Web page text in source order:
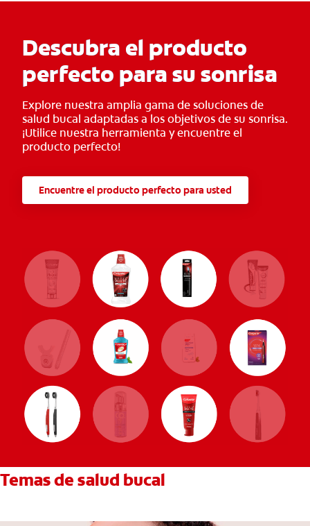
Descubra el producto
perfecto para su sonrisa
Explore nuestra amplia gama de soluciones de
salud bucal adaptadas a los objetivos de su sonrisa.
¡Utilice nuestra herramienta y encuentre el
producto perfecto!
Encuentre el producto perfecto para usted
Temas de salud bucal